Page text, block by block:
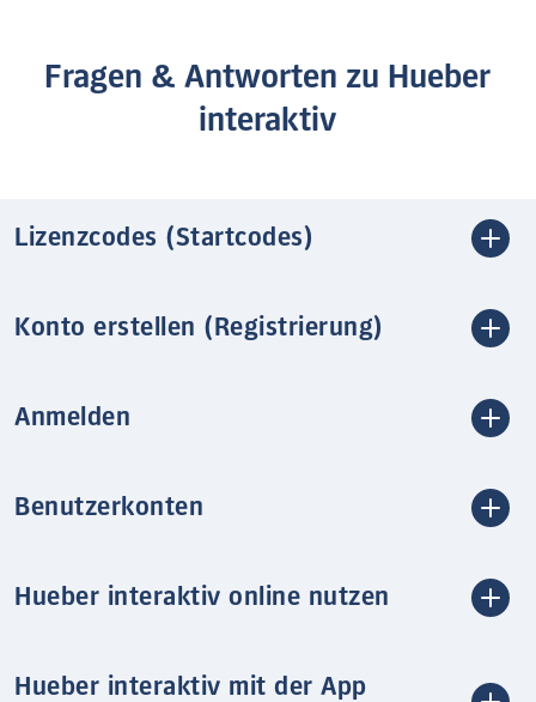
Fragen & Antworten zu Hueber
interaktiv
Lizenzcodes (Startcodes)
Konto erstellen (Registrierung)
Anmelden
Benutzerkonten
Hueber interaktiv online nutzen
Hueber interaktiv mit der App